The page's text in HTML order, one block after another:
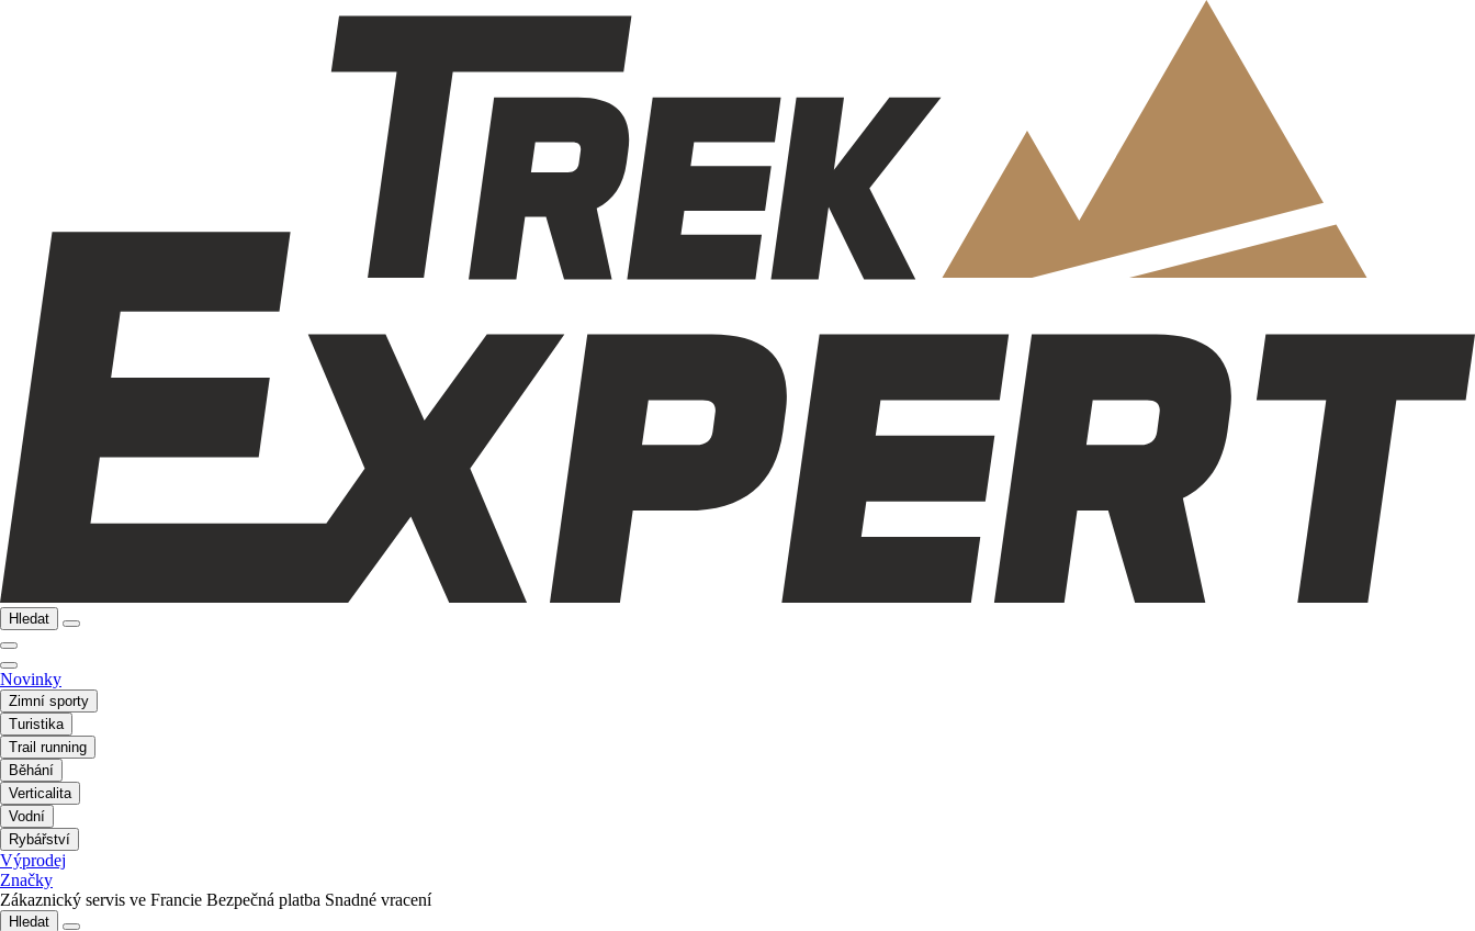
Hledat
Novinky
Zimní sporty
Turistika
Trail running
Běhání
Verticalita
Vodní
Rybářství
Výprodej
Značky
Zákaznický servis ve Francie Bezpečná platba Snadné vracení
Hledat